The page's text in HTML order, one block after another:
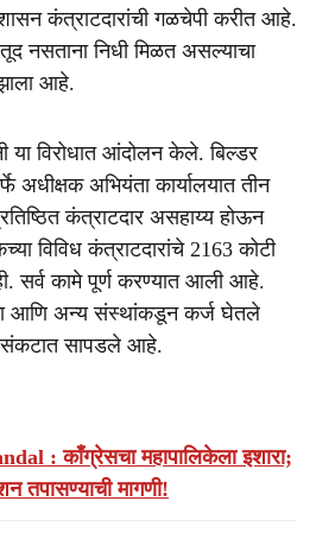
कंत्राटदारांची गळचेपी करीत आहे.
नसताना निधी मिळत असल्याचा
आहे.
या विरोधात आंदोलन केले. बिल्डर
अभियंता कार्यालयात तीन
कंत्राटदार असहाय्य होऊन
विविध कंत्राटदारांचे 2163 कोटी
सर्व कामे पूर्ण करण्यात आली आहे.
आणि अन्य संस्थांकडून कर्ज घेतले
संकटात सापडले आहे.
: काँग्रेसचा महापालिकेला इशारा;
तपासण्याची मागणी!